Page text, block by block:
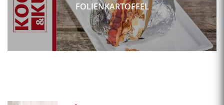
FOLIENKARTOFFEL